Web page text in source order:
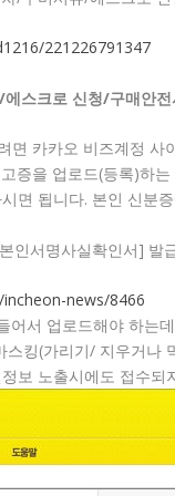
221226791347
스크로 신청/구매안
면 카카오 비즈계정
증을 업로드(등록)하
면 됩니다. 본인 신분
인서명사실확인서] 발
news/8466
어서 업로드해야 하는
킹(가리기/ 지우거나
보 노출시에도 접수되